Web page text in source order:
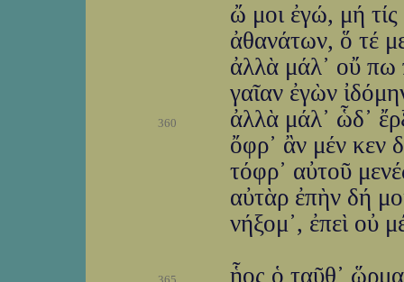
ὤ μοι ἐγώ, μή τίς
ἀθανάτων, ὅ τέ
ἀλλὰ μάλ᾽ οὔ πω
γαῖαν ἐγὼν
360
ἀλλὰ μάλ᾽ ὧδ᾽
ὄφρ᾽ ἂν μέν κεν
τόφρ᾽ αὐτοῦ
αὐτὰρ ἐπὴν δή
νήξομ᾽, ἐπεὶ οὐ
ἧος ὁ ταῦθ᾽